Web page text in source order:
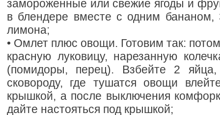
замороженные или свежие ягоды и
в блендере вместе с одним
лимона;
• Омлет плюс овощи. Готовим так:
красную луковицу, нарезанную
(помидоры, перец). Взбейте 2
сковороду, где тушатся овощи
крышкой, а после выключения
дайте настояться под крышкой;